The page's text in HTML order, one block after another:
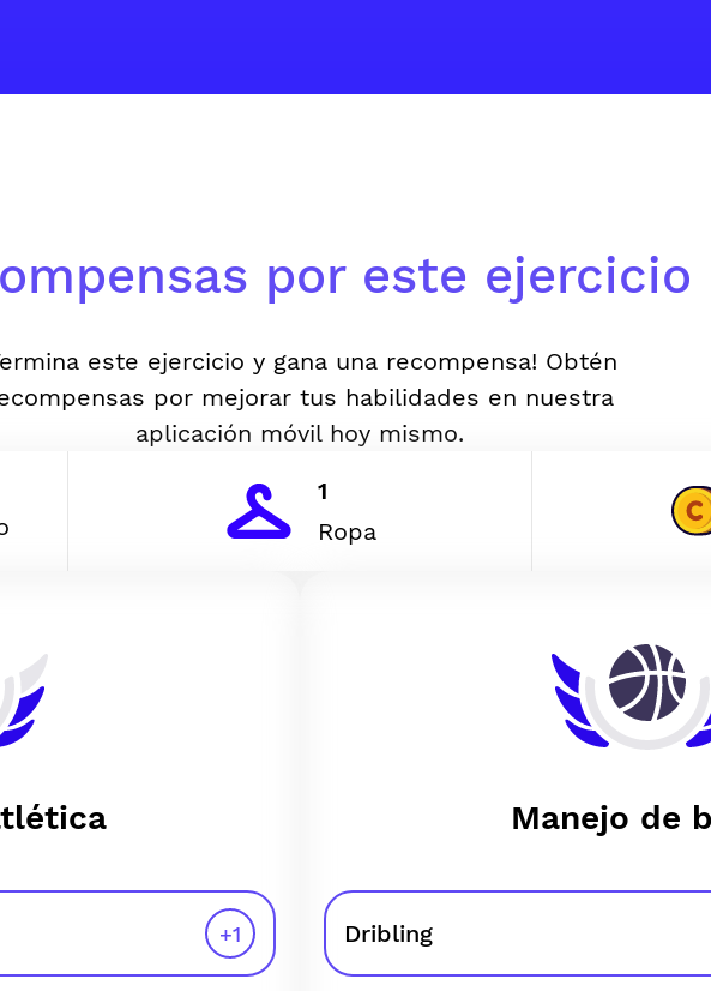
por este ejercicio
este ejercicio y gana una recompensa! Obtén
por mejorar tus habilidades en nuestra
aplicación móvil hoy mismo.
1
Ropa
+1
Manejo de
Dribling